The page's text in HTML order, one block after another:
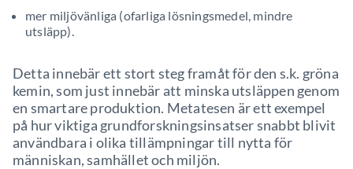
mer miljövänliga (ofarliga lösningsmedel, mindre
utsläpp).
Detta innebär ett stort steg framåt för den s.k. gröna
kemin, som just innebär att minska utsläppen genom
en smartare produktion. Metatesen är ett exempel
på hur viktiga grundforskningsinsatser snabbt blivit
användbara i olika tillämpningar till nytta för
människan, samhället och miljön.